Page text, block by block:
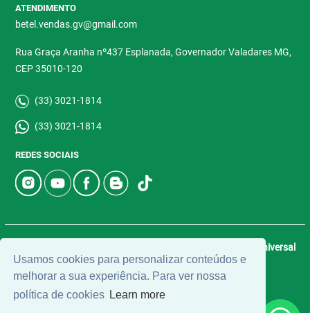
Usamos cookies para personalizar conteúdos e
melhorar a sua experiência. Para ver nossa
política de cookies Learn more
ATENDIMENTO
betel.vendas.gv@gmail.com
Rua Graça Aranha nº437 Esplanada, Governador Valadares MG,
CEP 35010-120
(33) 3021-1814
(33) 3021-1814
REDES SOCIAIS
Universal
Software.